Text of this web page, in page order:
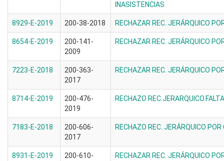
INASISTENCIAS
8929-E-2019 200-38-2018 RECHAZAR REC. JERÁRQUICO
8654-E-2019
200-141-
2009
RECHAZAR REC. JERÁRQUICO
7223-E-2018
200-363-
2017
RECHAZAR REC. JERÁRQUICO
8714-E-2019
200-476-
2019
RECHAZO
7183-E-2018
200-606-
2017
RECHAZO REC. JERÁRQUICO
8931-E-2019
200-610-
RECHAZAR REC. JERÁRQUICO